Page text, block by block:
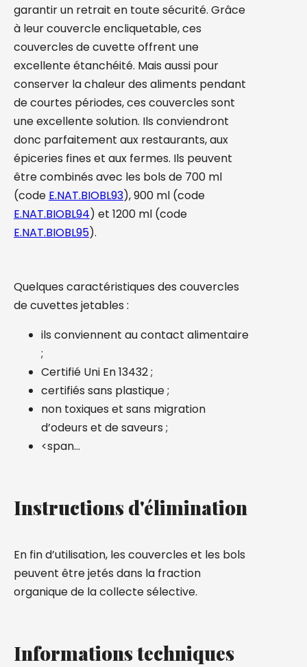
garantir un retrait en toute sécurité. Grâce
à leur couvercle encliquetable, ces
couvercles de cuvette offrent une
excellente étanchéité. Mais aussi pour
conserver la chaleur des aliments pendant
de courtes périodes, ces couvercles sont
une excellente solution. Ils conviendront
donc parfaitement aux restaurants, aux
épiceries fines et aux fermes. Ils peuvent
être combinés avec les bols de 700 ml
(code E.NAT.BIOBL93), 900 ml (code
E.NAT.BIOBL94) et 1200 ml (code
E.NAT.BIOBL95).
Quelques caractéristiques des couvercles
de cuvettes jetables :
ils conviennent au contact alimentaire
;
Certifié Uni En 13432 ;
certifiés sans plastique ;
non toxiques et sans migration
d’odeurs et de saveurs ;
<span…
Instructions d'élimination
En fin d’utilisation, les couvercles et les bols
peuvent être jetés dans la fraction
organique de la collecte sélective.
Informations techniques